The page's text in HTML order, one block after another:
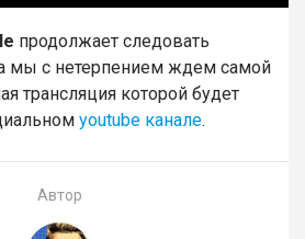
продолжает следовать
мы с нетерпением ждем самой
трансляция которой будет
youtube канале.
Автор